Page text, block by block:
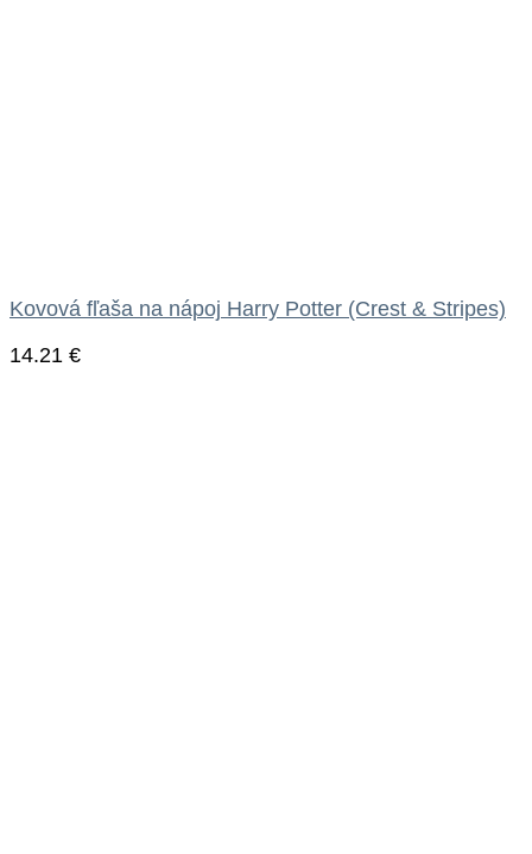
Kovová fľaša na nápoj Harry Potter (Crest & Stripes)
14.21 €